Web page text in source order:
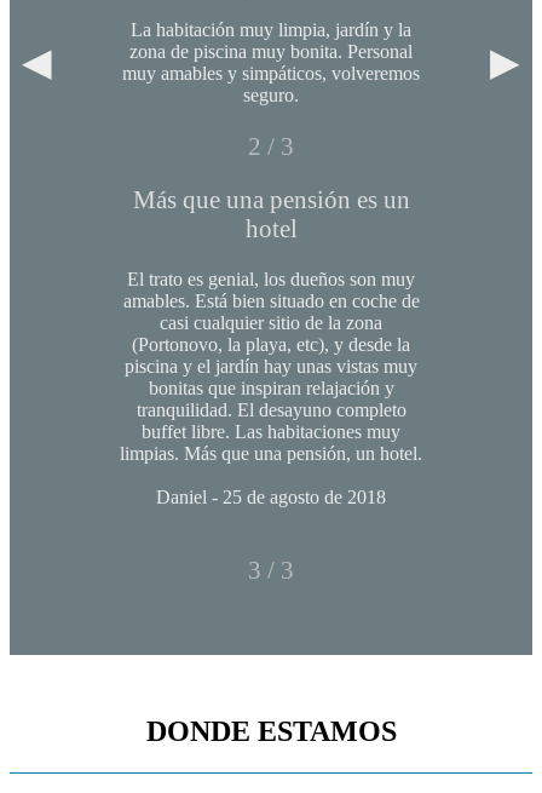
La habitación muy limpia, jardín y la
zona de piscina muy bonita. Personal
muy amables y simpáticos, volveremos
seguro.
2 / 3
Más que una pensión es un
hotel
El trato es genial, los dueños son muy
amables. Está bien situado en coche de
casi cualquier sitio de la zona
(Portonovo, la playa, etc), y desde la
piscina y el jardín hay unas vistas muy
bonitas que inspiran relajación y
tranquilidad. El desayuno completo
buffet libre. Las habitaciones muy
limpias. Más que una pensión, un hotel.
Daniel - 25 de agosto de 2018
3 / 3
◀ ▶
DONDE ESTAMOS